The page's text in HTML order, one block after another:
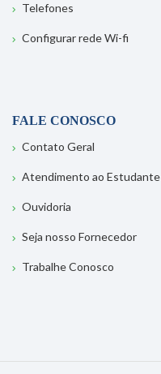
Telefones
Configurar rede Wi-fi
FALE CONOSCO
Contato Geral
Atendimento ao Estudante
Ouvidoria
Seja nosso Fornecedor
Trabalhe Conosco